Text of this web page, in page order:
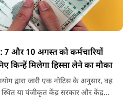
और 10 अगस्त को कर्मचारियों
किन्हें मिलेगा हिस्सा लेने का मौका
द्वारा जारी एक नोटिस के अनुसार, वह
या पंजीकृत केंद्र सरकार और केंद्र